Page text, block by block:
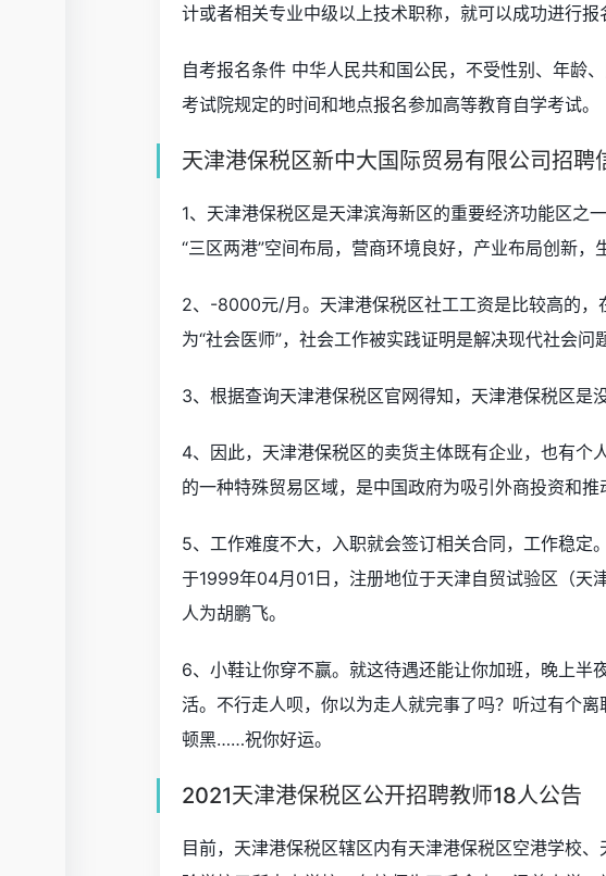
计或者相关专业中级以上技术职称，就可以成功进行报
自考报名条件 中华人民共和国公民，不受性别、年龄
考试院规定的时间和地点报名参加高等教育自学考试。
天津港保税区新中大国际贸易有限公司招
1、天津港保税区是天津滨海新区的重要经济功能区之
“三区两港”空间布局，营商环境良好，产业布局创新，
2、-8000元/月。天津港保税区社工工资是比较高的
为“社会医师”，社会工作被实践证明是解决现代社会问
3、根据查询天津港保税区官网得知，天津港保税区是
4、因此，天津港保税区的卖货主体既有企业，也有个
的一种特殊贸易区域，是中国政府为吸引外商投资和推
5、工作难度不大，入职就会签订相关合同，工作稳定
于1999年04月01日，注册地位于天津自贸试验区（天
人为胡鹏飞。
6、小鞋让你穿不赢。就这待遇还能让你加班，晚上半
活。不行走人呗，你以为走人就完事了吗？听过有个
顿黑……祝你好运。
2021天津港保税区公开招聘教师18人公告
目前，天津港保税区辖区内有天津港保税区空港学校